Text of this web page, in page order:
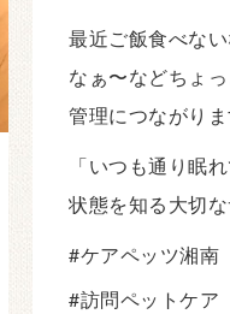
最近ご飯食べな
なぁ〜などちょ
管理につながり
「いつも通り眠
状態を知る大切
#ケアペッツ湘南
#訪問ペットケア